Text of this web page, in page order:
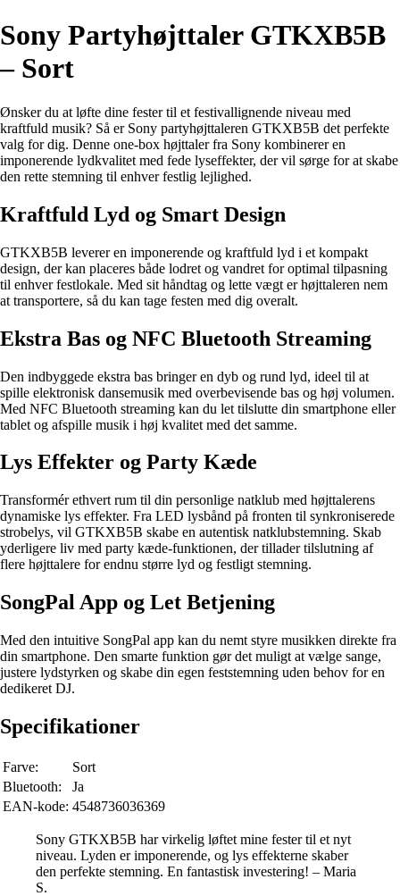
Sony Partyhøjttaler GTKXB5B
– Sort
Ønsker du at løfte dine fester til et festivallignende niveau med
kraftfuld musik? Så er Sony partyhøjttaleren GTKXB5B det perfekte
valg for dig. Denne one-box højttaler fra Sony kombinerer en
imponerende lydkvalitet med fede lyseffekter, der vil sørge for at skabe
den rette stemning til enhver festlig lejlighed.
Kraftfuld Lyd og Smart Design
GTKXB5B leverer en imponerende og kraftfuld lyd i et kompakt
design, der kan placeres både lodret og vandret for optimal tilpasning
til enhver festlokale. Med sit håndtag og lette vægt er højttaleren nem
at transportere, så du kan tage festen med dig overalt.
Ekstra Bas og NFC Bluetooth Streaming
Den indbyggede ekstra bas bringer en dyb og rund lyd, ideel til at
spille elektronisk dansemusik med overbevisende bas og høj volumen.
Med NFC Bluetooth streaming kan du let tilslutte din smartphone eller
tablet og afspille musik i høj kvalitet med det samme.
Lys Effekter og Party Kæde
Transformér ethvert rum til din personlige natklub med højttalerens
dynamiske lys effekter. Fra LED lysbånd på fronten til synkroniserede
strobelys, vil GTKXB5B skabe en autentisk natklubstemning. Skab
yderligere liv med party kæde-funktionen, der tillader tilslutning af
flere højttalere for endnu større lyd og festligt stemning.
SongPal App og Let Betjening
Med den intuitive SongPal app kan du nemt styre musikken direkte fra
din smartphone. Den smarte funktion gør det muligt at vælge sange,
justere lydstyrken og skabe din egen feststemning uden behov for en
dedikeret DJ.
Specifikationer
Farve:
Sort
Bluetooth:
Ja
EAN-kode: 4548736036369
Sony GTKXB5B har virkelig løftet mine fester til et nyt
niveau. Lyden er imponerende, og lys effekterne skaber
den perfekte stemning. En fantastisk investering! – Maria
S.